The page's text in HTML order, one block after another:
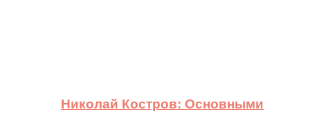
Николай Костров: Основными